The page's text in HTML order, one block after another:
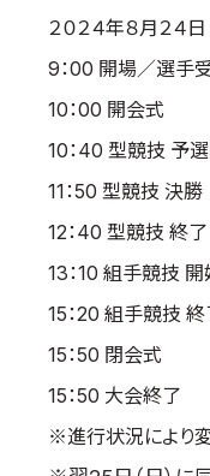
２０２４年８月２４日
9：00 開場／選手
10：00 開会式
10：40 型競技 予
11：50 型競技 決勝
12：40 型競技 終了
13：10 組手競技 開
15：20 組手競技 終
15：50 閉会式
15：50 大会終了
※進行状況により変